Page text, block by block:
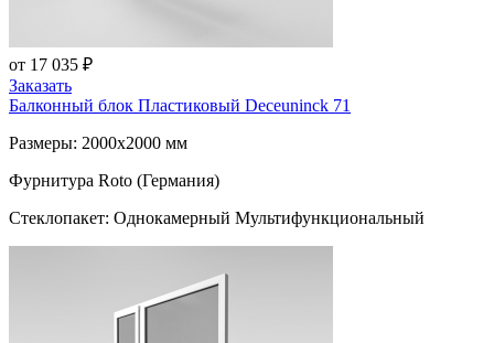
от 17 035 ₽
Заказать
Балконный блок Пластиковый Deceuninck 71
Размеры: 2000x2000 мм
Фурнитура Roto (Германия)
Стеклопакет: Однокамерный Мультифункциональный